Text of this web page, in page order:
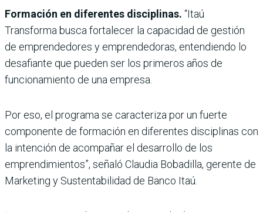
Formación en diferentes disciplinas. “Itaú
Transforma busca fortalecer la capacidad de gestión
de emprendedores y emprendedoras, entendiendo lo
desafiante que pueden ser los primeros años de
funcionamiento de una empresa.
Por eso, el programa se caracteriza por un fuerte
componente de formación en diferentes disciplinas con
la intención de acompañar el desarrollo de los
emprendimientos”, señaló Claudia Bobadilla, gerente de
Marketing y Sustentabilidad de Banco Itaú.